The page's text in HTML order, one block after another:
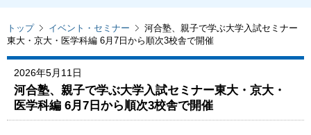
トップ イベント・セミナー
河合塾、親子で学ぶ大学入試セミナー
東大・京大・医学科編 6月7日から順次3校舎で開催
2026年5月11日
河合塾、親子で学ぶ大学入試セミナー東大・京大・
医学科編 6月7日から順次3校舎で開催